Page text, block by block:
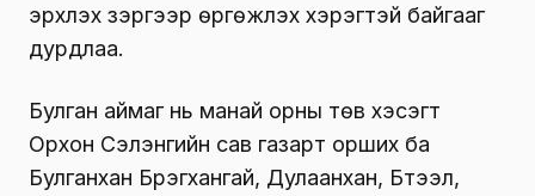
эрхлэх зэргээр өргөжүүлэх хэрэгтэй байгааг
дурдлаа.
Булган аймаг нь манай орны төв хэсэгт
Орхон Сэлэнгийн сав газарт орших ба
Булганхан Бүрэгхангай, Дулаанхан, Бүтээл,